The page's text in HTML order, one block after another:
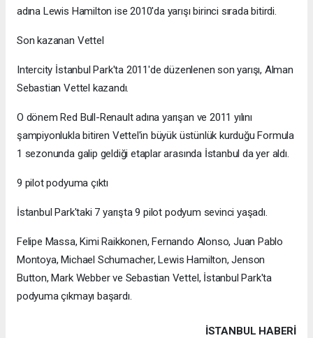
adına Lewis Hamilton ise 2010'da yarışı birinci sırada bitirdi.
Son kazanan Vettel
Intercity İstanbul Park'ta 2011'de düzenlenen son yarışı, Alman
Sebastian Vettel kazandı.
O dönem Red Bull-Renault adına yarışan ve 2011 yılını
şampiyonlukla bitiren Vettel'in büyük üstünlük kurduğu Formula
1 sezonunda galip geldiği etaplar arasında İstanbul da yer aldı.
9 pilot podyuma çıktı
İstanbul Park'taki 7 yarışta 9 pilot podyum sevinci yaşadı.
Felipe Massa, Kimi Raikkonen, Fernando Alonso, Juan Pablo
Montoya, Michael Schumacher, Lewis Hamilton, Jenson
Button, Mark Webber ve Sebastian Vettel, İstanbul Park'ta
podyuma çıkmayı başardı.
İSTANBUL HABERİ